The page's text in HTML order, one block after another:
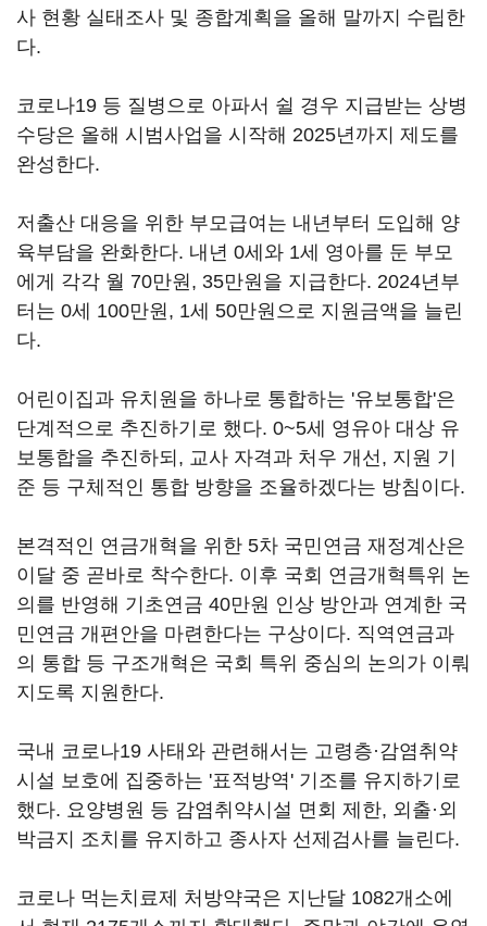
사 현황 실태조사 및 종합계획을 올해 말까지 수립한
다.
코로나19 등 질병으로 아파서 쉴 경우 지급받는 상병
수당은 올해 시범사업을 시작해 2025년까지 제도를
완성한다.
저출산 대응을 위한 부모급여는 내년부터 도입해 양
육부담을 완화한다. 내년 0세와 1세 영아를 둔 부모
에게 각각 월 70만원, 35만원을 지급한다. 2024년부
터는 0세 100만원, 1세 50만원으로 지원금액을 늘린
다.
어린이집과 유치원을 하나로 통합하는 '유보통합'은
단계적으로 추진하기로 했다. 0~5세 영유아 대상 유
보통합을 추진하되, 교사 자격과 처우 개선, 지원 기
준 등 구체적인 통합 방향을 조율하겠다는 방침이다.
본격적인 연금개혁을 위한 5차 국민연금 재정계산은
이달 중 곧바로 착수한다. 이후 국회 연금개혁특위 논
의를 반영해 기초연금 40만원 인상 방안과 연계한 국
민연금 개편안을 마련한다는 구상이다. 직역연금과
의 통합 등 구조개혁은 국회 특위 중심의 논의가 이뤄
지도록 지원한다.
국내 코로나19 사태와 관련해서는 고령층·감염취약
시설 보호에 집중하는 '표적방역' 기조를 유지하기로
했다. 요양병원 등 감염취약시설 면회 제한, 외출·외
박금지 조치를 유지하고 종사자 선제검사를 늘린다.
코로나 먹는치료제 처방약국은 지난달 1082개소에